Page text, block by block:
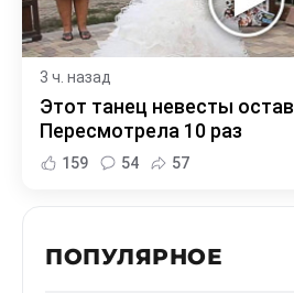
3 ч. назад
Этот танец невесты
Пересмотрела 10 раз
159 54 57
ПОПУЛЯРНОЕ